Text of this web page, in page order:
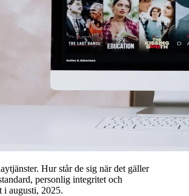
Hur står de sig när det gäller
personlig integritet och
i augusti, 2025.